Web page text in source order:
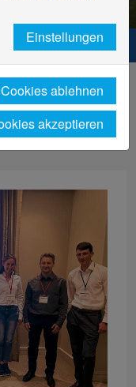
Dein Weg.
und Informatik
Einstellungen
ablehnen
akzeptieren